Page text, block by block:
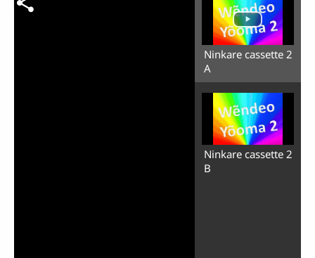
Ninkare cassette 2
A
Ninkare cassette 2
B